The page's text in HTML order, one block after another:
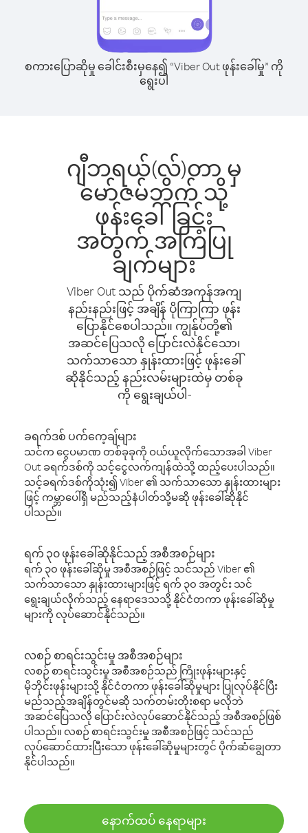
စကားပြောဆိုမှု ခေါင်းစီးမှနေ၍ “Viber Out ဖုန်းခေါ်မှု” ကို
ရွေးပါ
ဂျီဘရယ်(လ်)တာ မှ
မော်ဇမ်ဘိက် သို့
ဖုန်းခေါ်ခြင်း
အတွက် အကြံပြု
ချက်များ
Viber Out သည် ပိုက်ဆံအကုန်အကျ
နည်းနည်းဖြင့် အချိန် ပိုကြာကြာ ဖုန်း
ပြောနိုင်စေပါသည်။ ကျွန်ုပ်တို့၏
အဆင်ပြေသလို ပြောင်းလဲနိုင်သော၊
သက်သာသော နှုန်းထားဖြင့် ဖုန်းခေါ်
ဆိုနိုင်သည့် နည်းလမ်းများထဲမှ တစ်ခု
ကို ရွေးချယ်ပါ-
ခရက်ဒစ် ပက်ကေ့ချ်များ
သင်က ငွေပမာဏ တစ်ခုခုကို ဝယ်ယူလိုက်သောအခါ Viber
Out ခရက်ဒစ်ကို သင့်ငွေလက်ကျန်ထဲသို့ ထည့်ပေးပါသည်။
သင့်ခရက်ဒစ်ကိုသုံး၍ Viber ၏ သက်သာသော နှုန်းထားများ
ဖြင့် ကမ္ဘာပေါ်ရှိ မည်သည့်နံပါတ်သို့မဆို ဖုန်းခေါ်ဆိုနိုင်
ပါသည်။
ရက် ၃၀ ဖုန်းခေါ်ဆိုနိုင်သည့် အစီအစဉ်များ
ရက် ၃၀ ဖုန်းခေါ်ဆိုမှု အစီအစဉ်ဖြင့် သင်သည် Viber ၏
သက်သာသော နှုန်းထားများဖြင့် ရက် ၃၀ အတွင်း သင်
ရွေးချယ်လိုက်သည့် နေရာဒေသသို့ နိုင်ငံတကာ ဖုန်းခေါ်ဆိုမှု
များကို လုပ်ဆောင်နိုင်သည်။
လစဉ် စာရင်းသွင်းမှု အစီအစဉ်များ
လစဉ် စာရင်းသွင်းမှု အစီအစဉ်သည် ကြိုးဖုန်းများနှင့်
မိုဘိုင်းဖုန်းများသို့ နိုင်ငံတကာ ဖုန်းခေါ်ဆိုမှုများ ပြုလုပ်နိုင်ပြီး
မည်သည့်အချိန်တွင်မဆို သက်တမ်းတိုးစရာ မလိုဘဲ
အဆင်ပြေသလို ပြောင်းလဲလုပ်ဆောင်နိုင်သည့် အစီအစဉ်ဖြစ်
ပါသည်။ လစဉ် စာရင်းသွင်းမှု အစီအစဉ်ဖြင့် သင်သည်
လုပ်ဆောင်ထားပြီးသော ဖုန်းခေါ်ဆိုမှုများတွင် ပိုက်ဆံချွေတာ
နိုင်ပါသည်။
နောက်ထပ် နေရာများ